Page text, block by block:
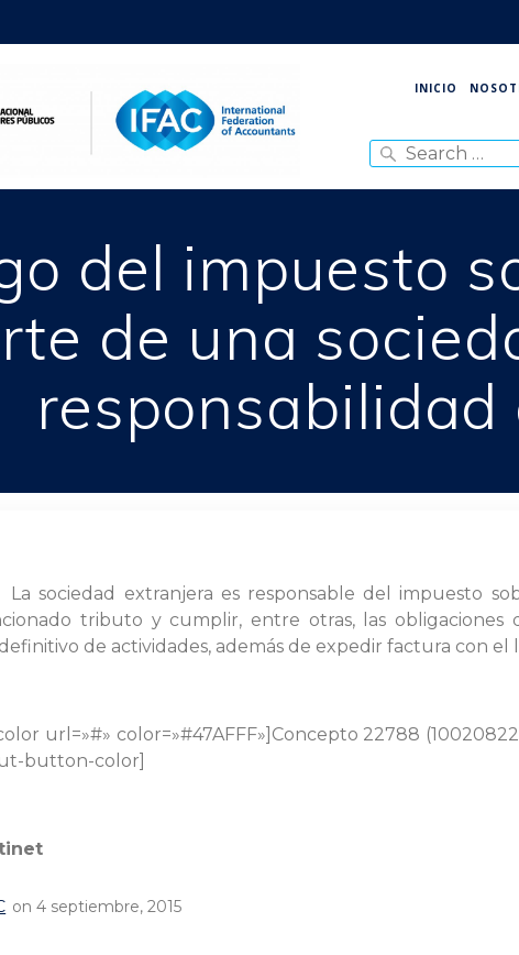
INICIO
for:
del impuesto
de una
responsabilidad
La sociedad extranjera es responsable del impuesto
tributo y cumplir, entre otras, las obligaciones
de actividades, además de expedir factura con el
url=»#» color=»#47AFFF»]Concepto 22788
button-color]
on 4 septiembre, 2015